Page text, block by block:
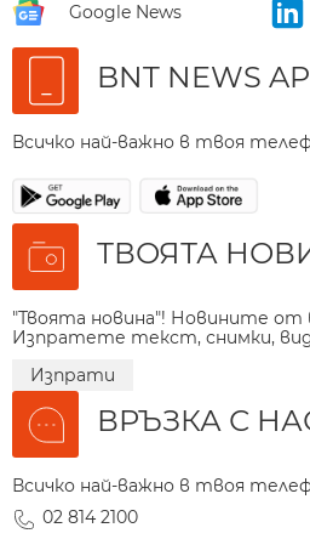
Google News
BNT NEWS
Всичко най-важно в твоя
ТВОЯТА
"Твоята новина"! Новините
Изпратете текст, снимки,
Изпрати
ВРЪЗКА С
Всичко най-важно в твоя
02 814 2100